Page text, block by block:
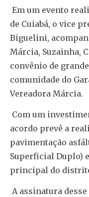
Em um evento
de Cuiabá, o vice
Biguelini,
Márcia, Suzainha,
convênio de
comunidade do
Vereadora Márcia.
Com um
acordo prevê a
pavimentação
Superficial Duplo)
principal do
A assinatura